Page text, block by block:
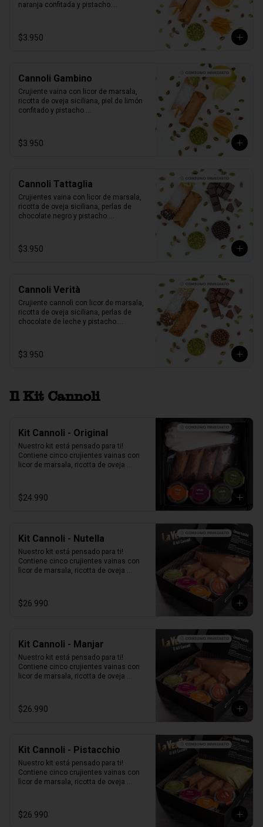
naranja confitada y pistacho.
$3.950
Cannoli Gambino
Crujiente vaina con licor de marsala,
ricotta de oveja siciliana, piel de limón
confitado y pistacho.
$3.950
Cannoli Tattaglia
Crujientes vaina con licor de marsala,
ricotta de oveja siciliana, perlas de
chocolate negro y pistacho.
$3.950
Cannoli Verità
Crujiente cannoli con licor de marsala,
ricotta de oveja siciliana, perlas de
chocolate de leche y pistacho.
$3.950
Il Kit Cannoli
Kit Cannoli - Original
Nuestro kit está pensado para ti!
Contiene cinco crujientes vainas con
licor de marsala, ricotta de oveja
pistacho y una exquisita crema de
pistacho.
$24.990
Kit Cannoli - Nutella
Nuestro kit está pensado para ti!
Contiene cinco crujientes vainas con
licor de marsala, ricotta de oveja
confitada, marrasquino, pistacho y una
exquisita crema de pistacho.
$26.990
Kit Cannoli - Manjar
Nuestro kit está pensado para ti!
Contiene cinco crujientes vainas con
licor de marsala, ricotta de oveja
confitada, marrasquino, pistacho y una
exquisita crema de pistacho.
$26.990
Kit Cannoli - Pistacchio
Nuestro kit está pensado para ti!
Contiene cinco crujientes vainas con
licor de marsala, ricotta de oveja
pistacho, piel de naranja confitada,
marrasquino, pistacho y una exquisita
$26.990